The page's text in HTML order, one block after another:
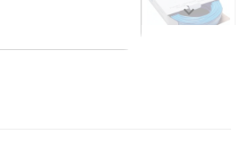
Następny
keyboard_arrow_right